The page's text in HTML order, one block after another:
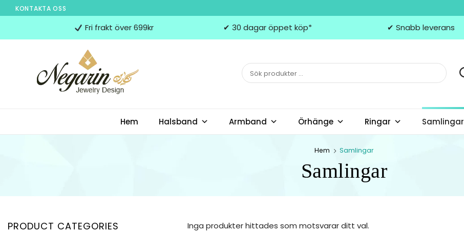
KONTAKTA OSS
Fri frakt över 699kr ✔ 30 dagar öppet köp* ✔ Snabb leverans
DESIGN
Hem Halsband Armband Örhänge Ringar Samlingar
Hem Samlingar
Samlingar
Inga produkter hittades som motsvarar ditt val.
PRODUCT CATEGORIES